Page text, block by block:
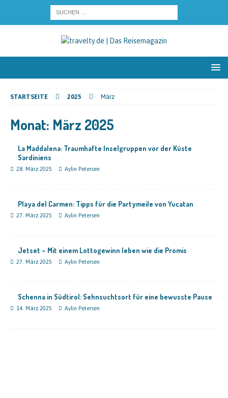
STARTSEITE 2025 März
Monat: März 2025
La Maddalena: Traumhafte Inselgruppen vor der Küste
Sardiniens
28. März 2025 Aylin Petersen
Playa del Carmen: Tipps für die Partymeile von Yucatan
27. März 2025 Aylin Petersen
Jetset – Mit einem Lottogewinn leben wie die Promis
27. März 2025 Aylin Petersen
Schenna in Südtirol: Sehnsuchtsort für eine bewusste Pause
14. März 2025 Aylin Petersen